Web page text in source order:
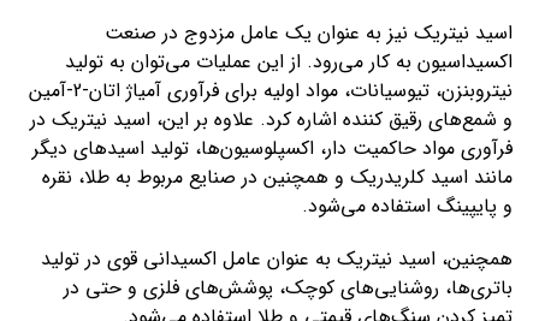
اسید نیتریک نیز به عنوان یک عامل مزدوج در صنعت
اکسیداسیون به کار می‌رود. از این عملیات می‌توان به تولید
نیتروبنزن، تیوسیانات، مواد اولیه برای فرآوری آمیاژ اتان-2-آمین
و شمع‌های رقیق کننده اشاره کرد. علاوه بر این، اسید نیتریک در
فرآوری مواد حاکمیت دار، اکسپلوسیون‌ها، تولید اسیدهای دیگر
مانند اسید کلریدریک و همچنین در صنایع مربوط به طلا، نقره
و پایپینگ استفاده می‌شود.
همچنین، اسید نیتریک به عنوان عامل اکسیدانی قوی در تولید
باتری‌ها، روشنایی‌های کوچک، پوشش‌های فلزی و حتی در